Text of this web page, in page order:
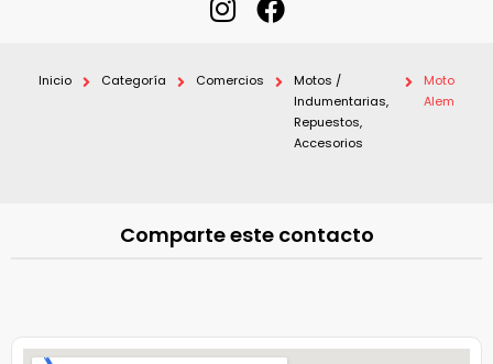
Inicio Categoría Comercios
Motos /
Indumentarias,
Repuestos,
Accesorios
Moto
Alem
Comparte este contacto